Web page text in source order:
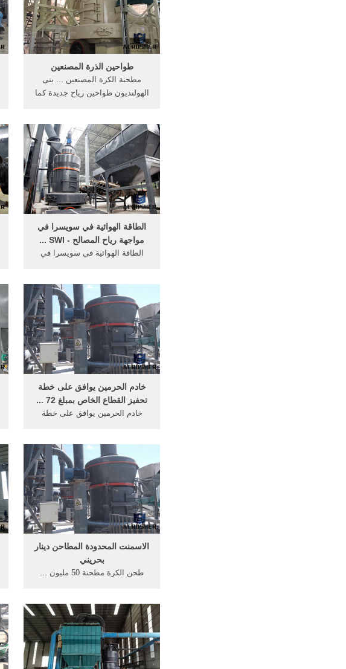
طواحين الذرة المصنعين
مطحنة الكرة المصنعين ... بنى
الهولنديون طواحين رياح جديدة كما
الطاقة الهوائية في سويسرا في
مواجهة رياح المصالح - SWI ...
الطاقة الهوائية في سويسرا في
خادم الحرمين يوافق على خطة
تحفيز القطاع الخاص بمبلغ 72 ...
خادم الحرمين يوافق على خطة
الاسمنت المحدودة المطاحن دينار
بحريني
طحن الكرة مطحنة 50 مليون ...